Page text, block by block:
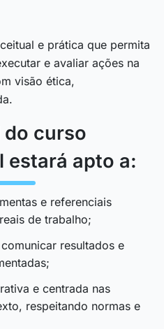
e prática que permita
e avaliar ações na
visão ética,
curso
estará apto a:
e referenciais
de trabalho;
resultados e
e centrada nas
respeitando normas e